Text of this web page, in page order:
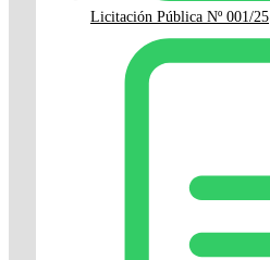
Licitación Pública Nº 001/25